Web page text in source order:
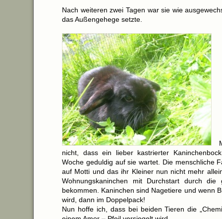
Nach weiteren zwei Tagen war sie wie
das Außengehege setzte.
nicht, dass ein lieber kastrierter
Woche geduldig auf sie wartet. Die menschliche
auf Motti und das ihr Kleiner nun nicht mehr
Wohnungskaninchen mit Durchstart durch die
bekommen. Kaninchen sind Nagetiere und wenn
wird, dann im Doppelpack!
Nun hoffe ich, dass bei beiden Tieren die